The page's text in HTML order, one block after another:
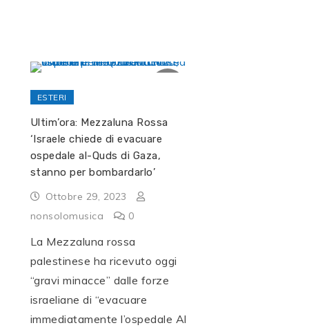
ESTERI
Ultim’ora: Mezzaluna Rossa
‘Israele chiede di evacuare
ospedale al-Quds di Gaza,
stanno per bombardarlo’
Ottobre 29, 2023
nonsolomusica
0
La Mezzaluna rossa
palestinese ha ricevuto oggi
“gravi minacce” dalle forze
israeliane di “evacuare
immediatamente l’ospedale Al